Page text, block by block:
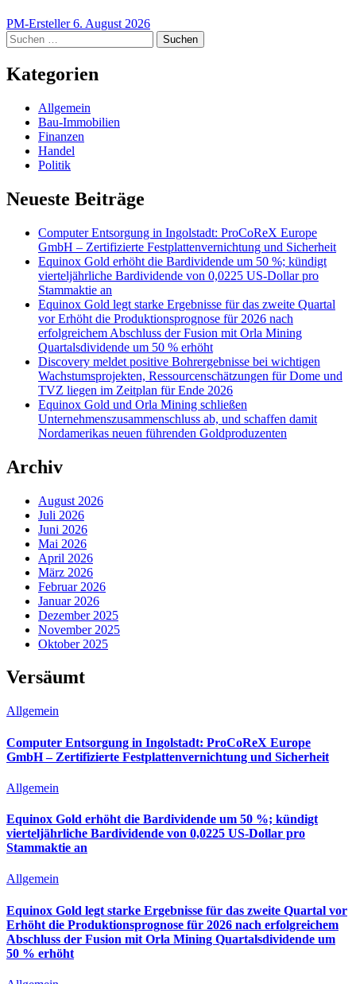
PM-Ersteller6. August 2026
Suchen
nach:
Kategorien
Allgemein
Bau-Immobilien
Finanzen
Handel
Politik
Neueste Beiträge
Computer Entsorgung in Ingolstadt: ProCoReX Europe
GmbH – Zertifizierte Festplattenvernichtung und Sicherheit
Equinox Gold erhöht die Bardividende um 50 %; kündigt
vierteljährliche Bardividende von 0,0225 US-Dollar pro
Stammaktie an
Equinox Gold legt starke Ergebnisse für das zweite Quartal
vor Erhöht die Produktionsprognose für 2026 nach
erfolgreichem Abschluss der Fusion mit Orla Mining
Quartalsdividende um 50 % erhöht
Discovery meldet positive Bohrergebnisse bei wichtigen
Wachstumsprojekten, Ressourcenschätzungen für Dome und
TVZ liegen im Zeitplan für Ende 2026
Equinox Gold und Orla Mining schließen
Unternehmenszusammenschluss ab, und schaffen damit
Nordamerikas neuen führenden Goldproduzenten
Archiv
August 2026
Juli 2026
Juni 2026
Mai 2026
April 2026
März 2026
Februar 2026
Januar 2026
Dezember 2025
November 2025
Oktober 2025
Versäumt
Allgemein
Computer Entsorgung in Ingolstadt: ProCoReX Europe
GmbH – Zertifizierte Festplattenvernichtung und Sicherheit
Allgemein
Equinox Gold erhöht die Bardividende um 50 %; kündigt
vierteljährliche Bardividende von 0,0225 US-Dollar pro
Stammaktie an
Allgemein
Equinox Gold legt starke Ergebnisse für das zweite Quartal vor
Erhöht die Produktionsprognose für 2026 nach erfolgreichem
Abschluss der Fusion mit Orla Mining Quartalsdividende um
50 % erhöht